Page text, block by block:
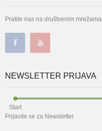
Pratite nas na društvenim mrežama
NEWSLETTER PRIJAVA
Start
Prijavite se za Newsletter